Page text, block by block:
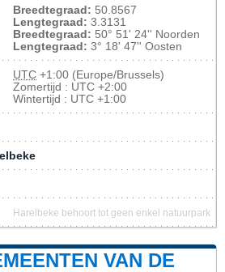
Breedtegraad: 50.8567
Lengtegraad: 3.3131
Breedtegraad: 50° 51' 24'' Noorden
Lengtegraad: 3° 18' 47'' Oosten
UTC +1:00 (Europe/Brussels)
Zomertijd : UTC +2:00
Wintertijd : UTC +1:00
Harelbeke behoort tot geen enkel natuurpark
VAN DE